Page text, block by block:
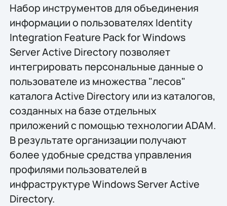
Набор инструментов для объединения
информации о пользователях Identity
Integration Feature Pack for Windows
Server Active Directory позволяет
интегрировать персональные данные о
пользователе из множества "лесов"
каталога Active Directory или из каталогов,
созданных на базе отдельных
приложений с помощью технологии ADAM.
В результате организации получают
более удобные средства управления
профилями пользователей в
инфраструктуре Windows Server Active
Directory.